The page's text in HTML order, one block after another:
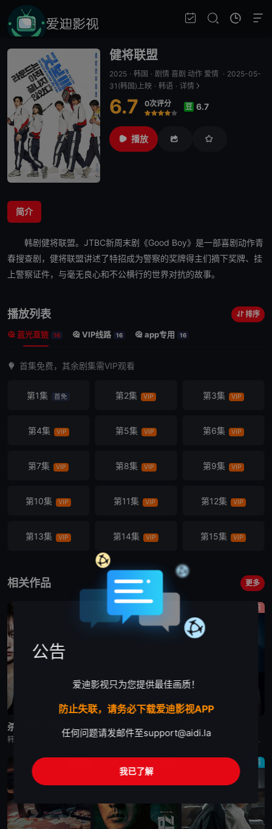
健将联盟
2025 · 韩国 · 剧情 喜剧 动作 爱情 · 2025-05-
31(韩国)上映 · 韩语 · 详情
6.7 0次评分
很差
较差还行推荐力荐
豆 6.7
播放
简介
韩剧健将联盟。JTBC新周末剧《Good Boy》是一部喜剧动作青
春搜查剧， 健将联盟讲述了特招成为警察的奖牌得主们摘下奖牌、挂
上警察证件，与毫无良心和不公横行的世界对抗的故事。
播放列表 排序
蓝光直链 16 VIP线路 16 app专用 16
首集免费，其余剧集需VIP观看
第1集 首免 第2集 VIP 第3集 VIP
第4集 VIP 第5集 VIP 第6集 VIP
第7集 VIP 第8集 VIP 第9集 VIP
第10集 VIP 第11集 VIP 第12集 VIP
第13集 VIP 第14集 VIP 第15集 VIP
相关作品 更多
更新至第6集
杀人者的购物中心2
韩剧《杀人者的购物中心2》又名：A Shop for Killers S2,A Shop for Killers Season 2,킬러들의 쇼핑몰2，讲述了：购物中心即将重新开张！郑进湾（李栋旭 饰
已完结
秘密关系
韩剧秘密关系改编自同名漫画。多温聪明机灵、足智多谋，努力摆脱贫困。但他的吝啬行为却惹恼了同事成贤，成贤讨厌他。在与自己贫困的父母发生冲突后，多温突然与成贤的关系越来越亲密，同时也在平衡着对前任导师
剧情
更新至第10集
韩剧《婚姻之后》又名：婚姻的完成,The Husband,The Fulfillment of Marriage,결혼의 완성，讲述了：神经外科权威姜泰柱（南宫珉 饰）因为老婆高世允（李雪 饰）在提出
剧情
公告
爱迪影视只为您提供最佳画质！
防止失联，请务必下载爱迪影视APP
任何问题请发邮件至support@aidi.la
我已了解